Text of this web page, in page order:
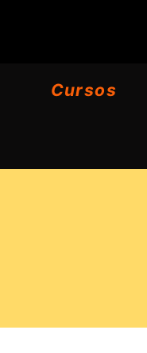
Cursos